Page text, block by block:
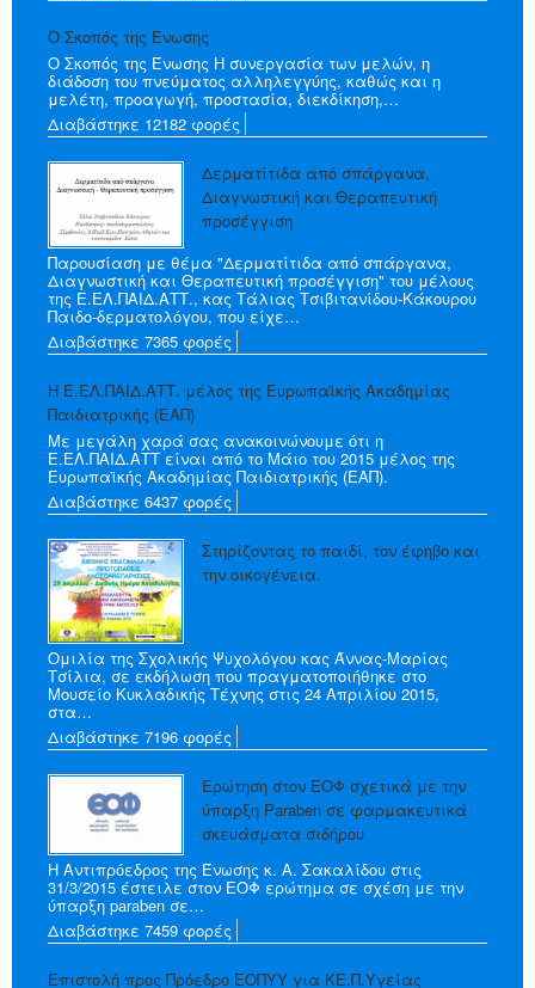
Ο Σκοπός της Ένωσης
Ο Σκοπός της Ένωσης Η συνεργασία των μελών, η
διάδοση του πνεύματος αλληλεγγύης, καθώς και η
μελέτη, προαγωγή, προστασία, διεκδίκηση,…
Διαβάστηκε 12182 φορές
Δερματίτιδα από σπάργανα,
Διαγνωστική και Θεραπευτική
προσέγγιση
Παρουσίαση με θέμα "Δερματίτιδα από σπάργανα,
Διαγνωστική και Θεραπευτική προσέγγιση" του μέλους
της Ε.ΕΛ.ΠΑΙΔ.ΑΤΤ., κας Τάλιας Τσιβιτανίδου-Κάκουρου
Παιδο-δερματολόγου​, που είχε…
Διαβάστηκε 7365 φορές
H Ε.ΕΛ.ΠΑΙΔ.ΑΤΤ. μέλος της Ευρωπαϊκής Ακαδημίας
Παιδιατρικής (ΕΑΠ)
Με μεγάλη χαρά σας ανακοινώνουμε ότι η
Ε.ΕΛ.ΠΑΙΔ.ΑΤΤ είναι από το Μάιο του 2015 μέλος της
Ευρωπαϊκής Ακαδημίας Παιδιατρικής (ΕΑΠ).
Διαβάστηκε 6437 φορές
Στηρίζοντας το παιδί, τον έφηβο και
την οικογένεια.
Ομιλία της Σχολικής Ψυχολόγου κας Άννας-Μαρίας
Τσίλια, σε εκδήλωση που πραγματοποιήθηκε στο
Μουσείο Κυκλαδικής Τέχνης στις 24 Απριλίου 2015,
στα…
Διαβάστηκε 7196 φορές
Ερώτηση στον ΕΟΦ σχετικά με την
ύπαρξη Paraben σε φαρμακευτικά
σκευάσματα σιδήρου
Η Αντιπρόεδρος της Ένωσης κ. Α. Σακαλίδου στις
31/3/2015 έστειλε στον ΕΟΦ ερώτημα σε σχέση με την
ύπαρξη paraben σε…
Διαβάστηκε 7459 φορές
Επιστολή προς Πρόεδρο ΕΟΠΥΥ για ΚΕ.Π.Υγείας